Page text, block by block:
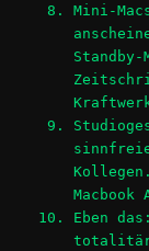
Mini-
Macbook
Eben